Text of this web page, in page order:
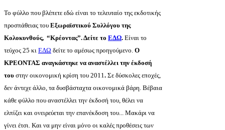
Το φύλλο που βλέπετε εδώ είναι το τελευταίο της εκδοτικής
προσπάθειας του Εξωραϊστικού Συλλόγου της
Κολοκυνθούς, “Κρέοντας”. Δείτε το ΕΔΩ. Είναι το
τεύχος 25 κι ΕΔΩ δείτε το αμέσως προηγούμενο. Ο
ΚΡΕΟΝΤΑΣ αναγκάστηκε να αναστέλλει την έκδοσή
του στην οικονομική κρίση του 2011 . Σε δύσκολες εποχές,
δεν άντεχε άλλο, τα δυσβάσταχτα οικονομικά βάρη. Βέβαια
κάθε φύλλο που αναστέλλει την έκδοσή του, θέλει να
ελπίζει και ονειρεύεται την επανέκδοση του... Μακάρι να
γίνει έτσι. Και να μην είναι μόνο οι καλές προθέσεις των